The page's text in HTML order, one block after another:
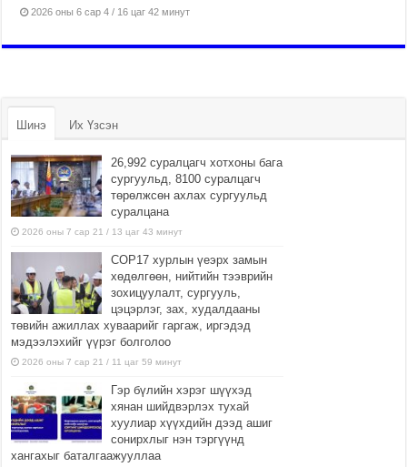
2026 оны 6 сар 4 / 16 цаг 42 минут
Шинэ Их Үзсэн
26,992 суралцагч хотхоны бага
сургуульд, 8100 суралцагч
төрөлжсөн ахлах сургуульд
суралцана
2026 оны 7 сар 21 / 13 цаг 43 минут
COP17 хурлын үеэрх замын
хөдөлгөөн, нийтийн тээврийн
зохицуулалт, сургууль,
цэцэрлэг, зах, худалдааны
төвийн ажиллах хуваарийг гаргаж, иргэдэд
мэдээлэхийг үүрэг болголоо
2026 оны 7 сар 21 / 11 цаг 59 минут
Гэр бүлийн хэрэг шүүхэд
хянан шийдвэрлэх тухай
хуулиар хүүхдийн дээд ашиг
сонирхлыг нэн тэргүүнд
хангахыг баталгаажууллаа